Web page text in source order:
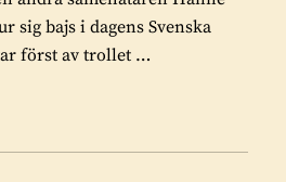
sig bajs i dagens Svenska
först av trollet …